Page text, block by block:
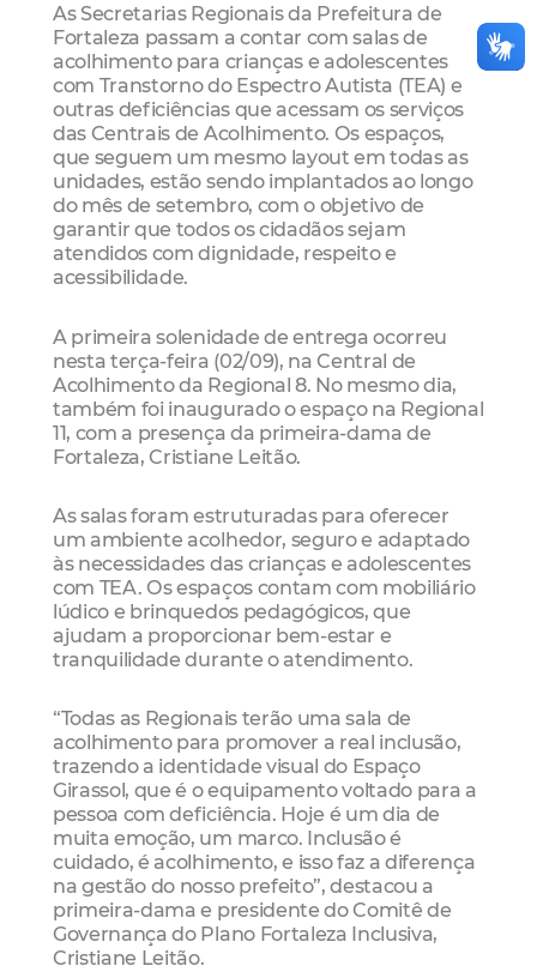
As Secretarias Regionais da Prefeitura de
Fortaleza passam a contar com salas de
acolhimento para crianças e adolescentes
com Transtorno do Espectro Autista (TEA) e
outras deficiências que acessam os serviços
das Centrais de Acolhimento. Os espaços,
que seguem um mesmo layout em todas as
unidades, estão sendo implantados ao longo
do mês de setembro, com o objetivo de
garantir que todos os cidadãos sejam
atendidos com dignidade, respeito e
acessibilidade.
A primeira solenidade de entrega ocorreu
nesta terça-feira (02/09), na Central de
Acolhimento da Regional 8. No mesmo dia,
também foi inaugurado o espaço na Regional
11, com a presença da primeira-dama de
Fortaleza, Cristiane Leitão.
As salas foram estruturadas para oferecer
um ambiente acolhedor, seguro e adaptado
às necessidades das crianças e adolescentes
com TEA. Os espaços contam com mobiliário
lúdico e brinquedos pedagógicos, que
ajudam a proporcionar bem-estar e
tranquilidade durante o atendimento.
“Todas as Regionais terão uma sala de
acolhimento para promover a real inclusão,
trazendo a identidade visual do Espaço
Girassol, que é o equipamento voltado para a
pessoa com deficiência. Hoje é um dia de
muita emoção, um marco. Inclusão é
cuidado, é acolhimento, e isso faz a diferença
na gestão do nosso prefeito”, destacou a
primeira-dama e presidente do Comitê de
Governança do Plano Fortaleza Inclusiva,
Cristiane Leitão.